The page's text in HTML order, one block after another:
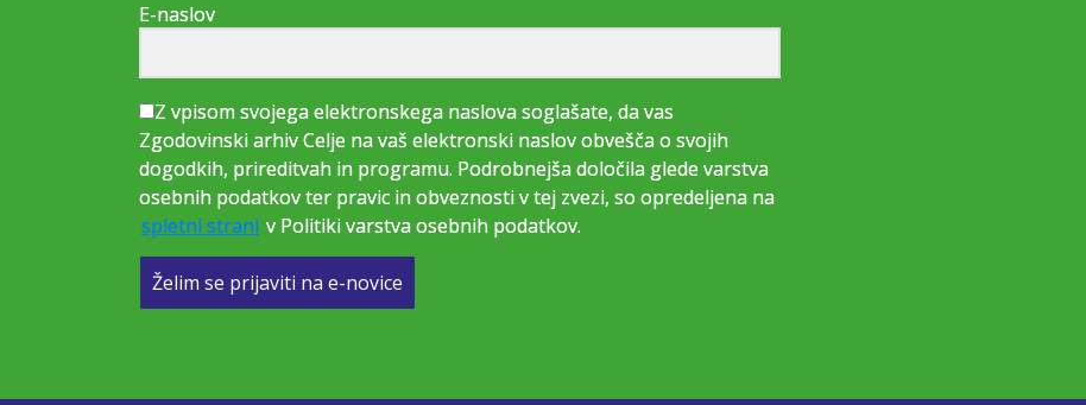
E-naslov
Z vpisom svojega elektronskega naslova soglašate, da vas
Zgodovinski arhiv Celje na vaš elektronski naslov obvešča o svojih
dogodkih, prireditvah in programu. Podrobnejša določila glede varstva
osebnih podatkov ter pravic in obveznosti v tej zvezi, so opredeljena na
spletni strani v Politiki varstva osebnih podatkov.
Želim se prijaviti na e-novice